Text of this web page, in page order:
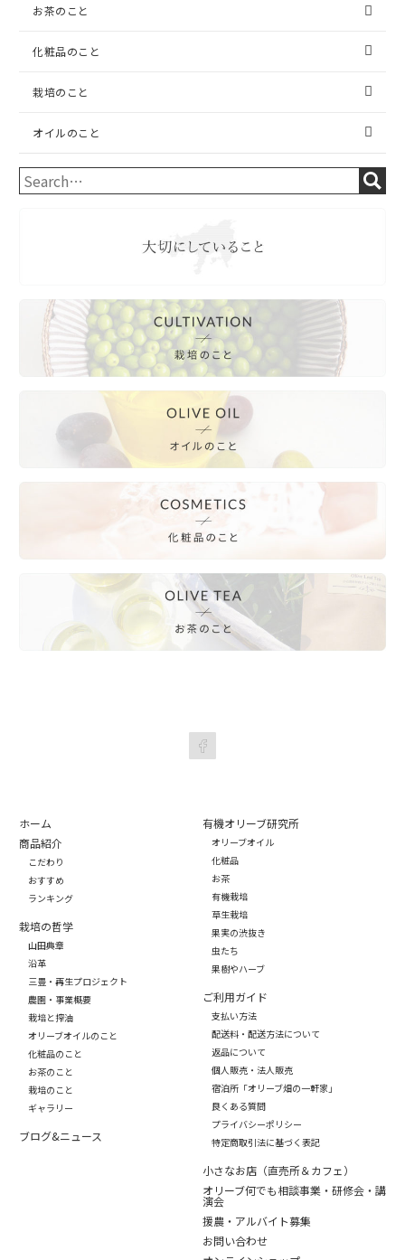
お茶のこと
化粧品のこと
栽培のこと
オイルのこと
ホーム
商品紹介
こだわり
おすすめ
ランキング
栽培の哲学
山田典章
沿革
三豊・再生プロジェクト
農園・事業概要
栽培と搾油
オリーブオイルのこと
化粧品のこと
お茶のこと
栽培のこと
ギャラリー
ブログ&ニュース
有機オリーブ研究所
オリーブオイル
化粧品
お茶
有機栽培
草生栽培
果実の渋抜き
虫たち
果樹やハーブ
ご利用ガイド
支払い方法
配送料・配送方法について
返品について
個人販売・法人販売
宿泊所「オリーブ畑の一軒家」
良くある質問
プライバシーポリシー
特定商取引法に基づく表記
小さなお店（直売所＆カフェ）
オリーブ何でも相談事業・研修会・講
演会
援農・アルバイト募集
お問い合わせ